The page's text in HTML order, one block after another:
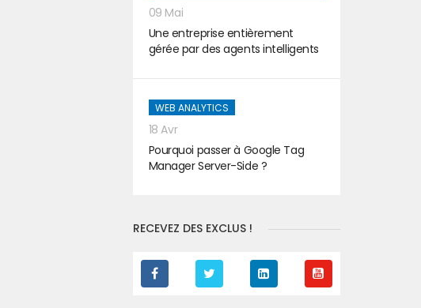
09 Mai
Une entreprise entièrement
gérée par des agents intelligents
WEB ANALYTICS
18 Avr
Pourquoi passer à Google Tag
Manager Server-Side ?
RECEVEZ DES EXCLUS !